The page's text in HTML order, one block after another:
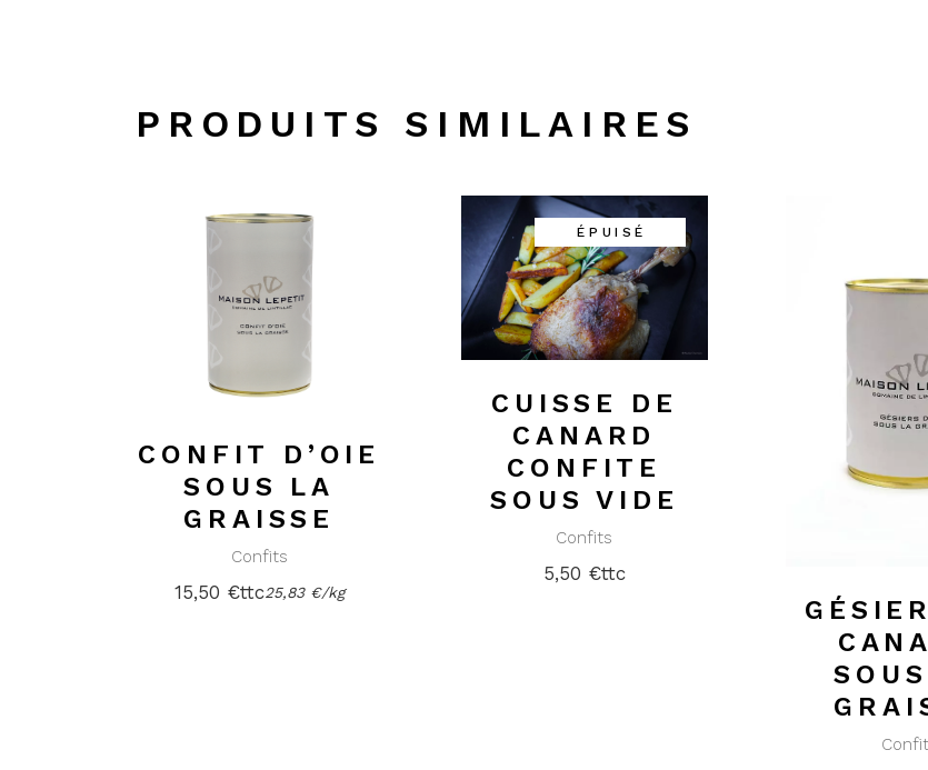
PRODUITS SIMILAIRES
CONFIT D’OIE
SOUS LA
GRAISSE
Confits
15,50 €ttc25,83 €/kg
ÉPUISÉ
CUISSE DE
CANARD
CONFITE
SOUS VIDE
Confits
5,50 €ttc